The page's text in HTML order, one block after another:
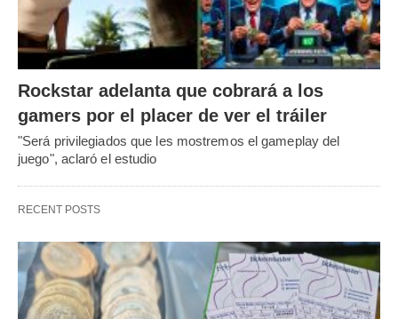
Rockstar adelanta que cobrará a los
gamers por el placer de ver el tráiler
"Será privilegiados que les mostremos el gameplay del
juego", aclaró el estudio
RECENT POSTS